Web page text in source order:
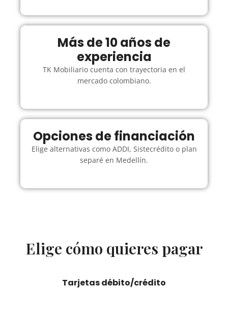
Más de 10 años de
experiencia
TK Mobiliario cuenta con trayectoria en el
mercado colombiano.
Opciones de financiación
Elige alternativas como ADDI, Sistecrédito o plan
separé en Medellín.
Elige cómo quieres pagar
Tarjetas débito/crédito